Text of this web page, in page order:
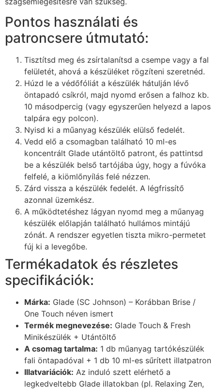
Pontos használati és
patroncsere útmutató:
Tisztítsd meg és zsírtalanítsd a csempe vagy a fal
felületét, ahová a készüléket rögzíteni szeretnéd.
Húzd le a védőfóliát a készülék hátulján lévő
öntapadó csíkról, majd nyomd erősen a falhoz kb.
10 másodpercig (vagy egyszerűen helyezd a lapos
talpára egy polcon).
Nyisd ki a műanyag készülék elülső fedelét.
Vedd elő a csomagban található 10 ml-es
koncentrált Glade utántöltő patront, és pattintsd
be a készülék belső tartójába úgy, hogy a fúvóka
felfelé, a kiömlőnyílás felé nézzen.
Zárd vissza a készülék fedelét. A légfrissítő
azonnal üzemkész.
A működtetéshez lágyan nyomd meg a műanyag
készülék előlapján található hullámos mintájú
zónát. A rendszer egyetlen tiszta mikro-permetet
fúj ki a levegőbe.
Termékadatok és részletes
specifikációk:
Márka: Glade (SC Johnson) – Korábban Brise /
One Touch néven ismert
Termék megnevezése: Glade Touch & Fresh
Minikészülék + Utántöltő
A csomag tartalma: 1 db műanyag tartókészülék
fali öntapadóval + 1 db 10 ml-es sűrített illatpatron
Illatvariációk: Az induló szett elérhető a
legkedveltebb Glade illatokban (pl. Relaxing Zen,